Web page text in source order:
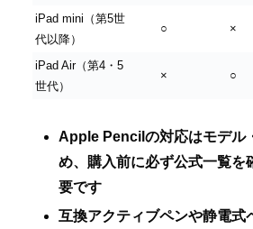
iPad mini（第5世
代以降）
○ ×
iPad Air（第4・5
世代）
× ○
Apple Pencilの対応はモデル
め、購入前に必ず公式一覧を
要です
互換アクティブペンや静電式